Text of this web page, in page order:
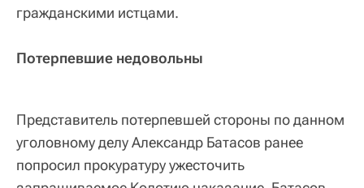
гражданскими истцами.
Потерпевшие недовольны
Представитель потерпевшей стороны по данном
уголовному делу Александр Батасов ранее
попросил прокуратуру ужесточить